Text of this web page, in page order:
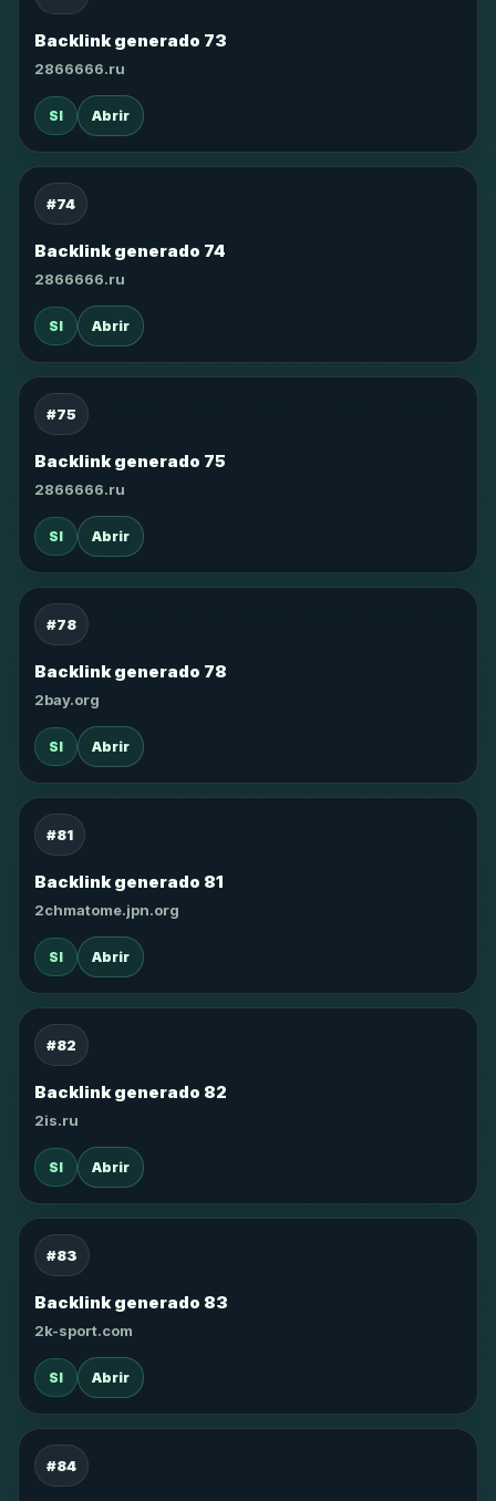
Backlink generado 73
2866666.ru
SI Abrir
#74
Backlink generado 74
2866666.ru
SI Abrir
#75
Backlink generado 75
2866666.ru
SI Abrir
#78
Backlink generado 78
2bay.org
SI Abrir
#81
Backlink generado 81
2chmatome.jpn.org
SI Abrir
#82
Backlink generado 82
2is.ru
SI Abrir
#83
Backlink generado 83
2k-sport.com
SI Abrir
#84